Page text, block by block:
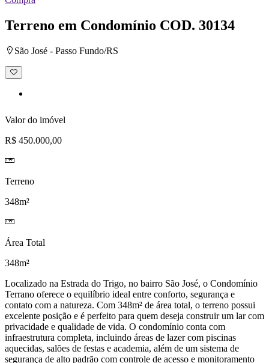
Terreno em Condomínio COD. 30134
São José - Passo Fundo/RS
Adicionar
à
Valor do imóvel
R$ 450.000,00
Terreno
348m²
Área Total
348m²
Localizado na Estrada do Trigo, no bairro São José, o Condomínio
Terrano oferece o equilíbrio ideal entre conforto, segurança e
contato com a natureza. Com 348m² de área total, o terreno possui
excelente posição e é perfeito para quem deseja construir um lar com
privacidade e qualidade de vida. O condomínio conta com
infraestrutura completa, incluindo áreas de lazer com piscinas
aquecidas, salões de festas e academia, além de um sistema de
segurança de alto padrão com controle de acesso e monitoramento